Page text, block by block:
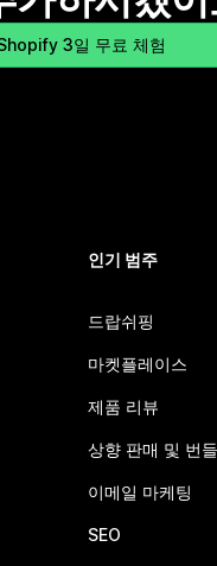
3일 무료 체험
인기 범주
드랍쉬핑
마켓플레이스
제품 리뷰
상향 판매 및 번들
이메일 마케팅
SEO